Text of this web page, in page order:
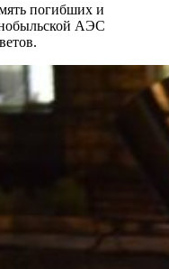
погибших и
АЭС